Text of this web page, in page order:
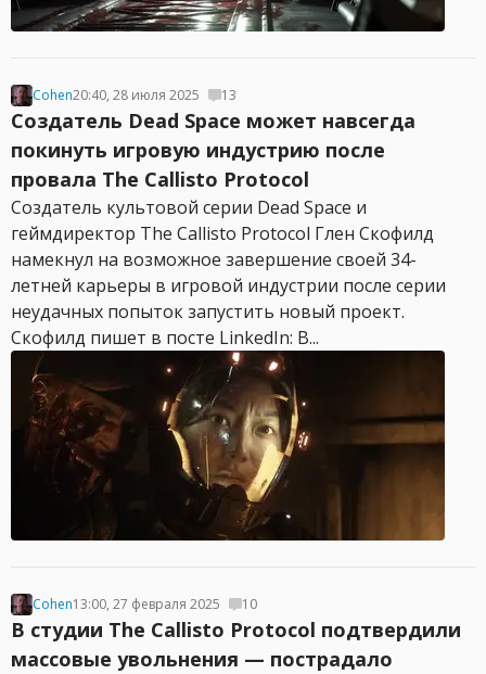
Cohen20:40, 28 июля 2025 13
Создатель Dead Space может навсегда
покинуть игровую индустрию после
провала The Callisto Protocol
Создатель культовой серии Dead Space и
геймдиректор The Callisto Protocol Глен Скофилд
намекнул на возможное завершение своей 34-
летней карьеры в игровой индустрии после серии
неудачных попыток запустить новый проект.
Скофилд пишет в посте LinkedIn: В...
Cohen13:00, 27 февраля 2025 10
В студии The Callisto Protocol подтвердили
массовые увольнения — пострадало